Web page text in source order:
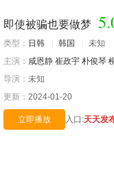
即使被骗也要做梦
类型： 日韩 韩国
未知
主演： 咸恩静 崔政宇 朴俊琴
导演： 未知
更新： 2024-01-20
立即播放 入口:天天发